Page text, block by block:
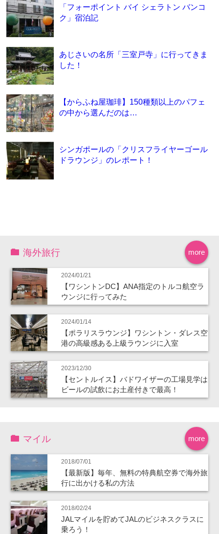
「フォーポイント バイ シェラトン バンコ
ク」宿泊記
あじさいの名所「三室戸寺」に行ってきま
した！
【からふね屋珈琲】150種類以上のパフェ
の中から選んだのは…
シンガポールの「クリスフライヤーゴール
ドラウンジ」のレポート！
more
海外旅行
2024/01/21
【ワシントンDC】ANA指定のトルコ航空ラ
ウンジに行ってみた
2024/01/14
【ポラリスラウンジ】ワシントン・ダレス空
港の高級感ある上級ラウンジに入室
2023/12/30
【セントルイス】バドワイザーの工場見学は
ビールの試飲にお土産付きで最高！
more
マイル
2018/07/01
【最新版】毎年、無料の特典航空券で海外旅
行に出かける私の方法
2018/02/24
JALマイルを貯めてJALのビジネスクラスに
乗ろう！